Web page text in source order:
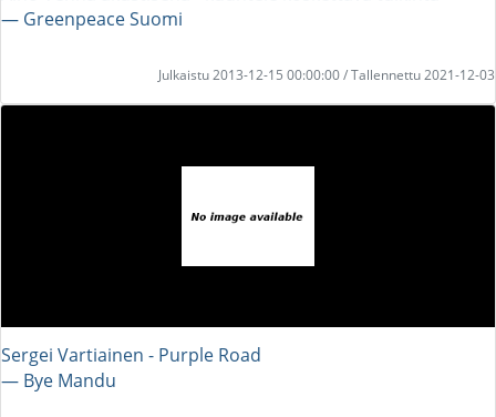
― Greenpeace Suomi
Julkaistu 2013-12-15 00:00:00 / Tallennettu 2021-12-03
Sergei Vartiainen - Purple Road
― Bye Mandu